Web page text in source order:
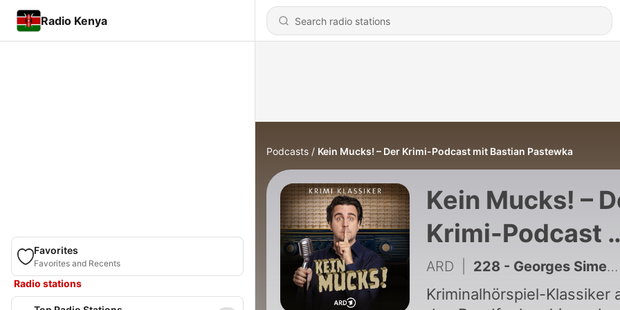
Radio Kenya
Favorites
Favorites and Recents
Radio stations
Podcasts Kein Mucks! – Der Krimi-Podcast mit Bastian Pastewka
Kein Mucks! –
Krimi-Podcast
Bastian
ARD 228 - Georges Simenons Maigret und die Unbekannte. Krimi-Podcast mit Bastian Pastewka
Kriminalhörspiel-Klassiker